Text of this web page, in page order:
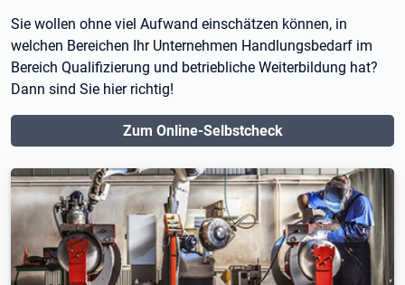
Sie wollen ohne viel Aufwand einschätzen können, in
welchen Bereichen Ihr Unternehmen Handlungsbedarf im
Bereich Qualifizierung und betriebliche Weiterbildung hat?
Dann sind Sie hier richtig!
Zum Online-Selbstcheck